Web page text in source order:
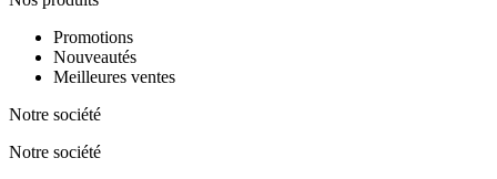
Promotions
Nouveautés
Meilleures ventes
Notre société
Notre société